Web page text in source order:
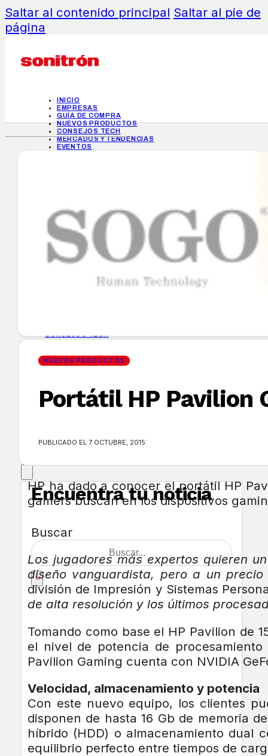
Saltar al contenido principal Saltar al pie de
página
INICIO
EMPRESAS
GUÍA DE COMPRA
NUEVOS PRODUCTOS
CONSEJOS TECH
MERCADOS Y TENDENCIAS
EVENTOS
INICIO
EMPRESAS
GUÍA DE COMPRA
MERCADOS Y TENDENCIAS
Encuentra tu noticia
Buscar
×
NUEVOS PRODUCTOS
Portátil HP Pavilion
PUBLICADO EL 7 OCTUBRE, 2015
HP ha dado a conocer el portátil HP
gamers buscan en los dispositivos
Los jugadores más expertos quieren
diseño vanguardista, pero a un
división de Impresión y Sistemas
de alta resolución y los últimos
Tomando como base el HP Pavilion de
el nivel de potencia de
Pavilion Gaming cuenta con NVIDIA
Velocidad, almacenamiento y potencia
Con este nuevo equipo, los clientes
disponen de hasta 16 Gb de memoria
híbrido (HDD) o almacenamiento dual
equilibrio perfecto entre tiempos de